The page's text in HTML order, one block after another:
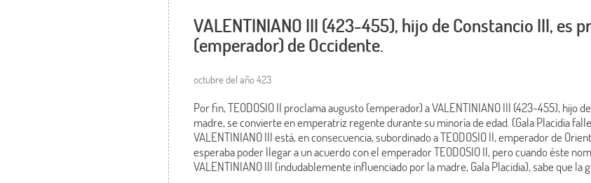
VALENTINIANO III (423-455), hijo de Constancio III, es
(emperador) de Occidente.
octubre del año 423
Por fin, TEODOSIO II proclama augusto (emperador) a VALENTINIANO III (423-455), hijo
madre, se convierte en emperatriz regente durante su minoría de edad. (Gala Placidia
VALENTINIANO III está, en consecuencia, subordinado a TEODOSIO II, emperador de
esperaba poder llegar a un acuerdo con el emperador TEODOSIO II, pero cuando éste
VALENTINIANO III (indudablemente influenciado por la madre, Gala Placidia), sabe que la